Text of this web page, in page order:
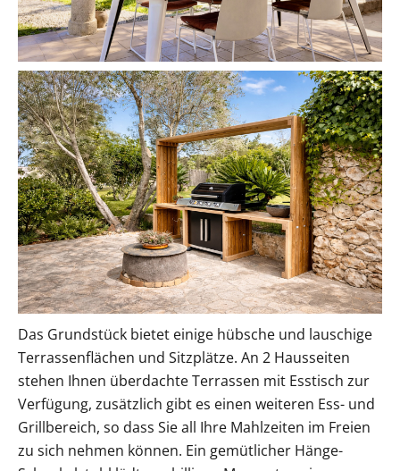
Das Grundstück bietet einige hübsche und lauschige
Terrassenflächen und Sitzplätze. An 2 Hausseiten
stehen Ihnen überdachte Terrassen mit Esstisch zur
Verfügung, zusätzlich gibt es einen weiteren Ess- und
Grillbereich, so dass Sie all Ihre Mahlzeiten im Freien
zu sich nehmen können. Ein gemütlicher Hänge-